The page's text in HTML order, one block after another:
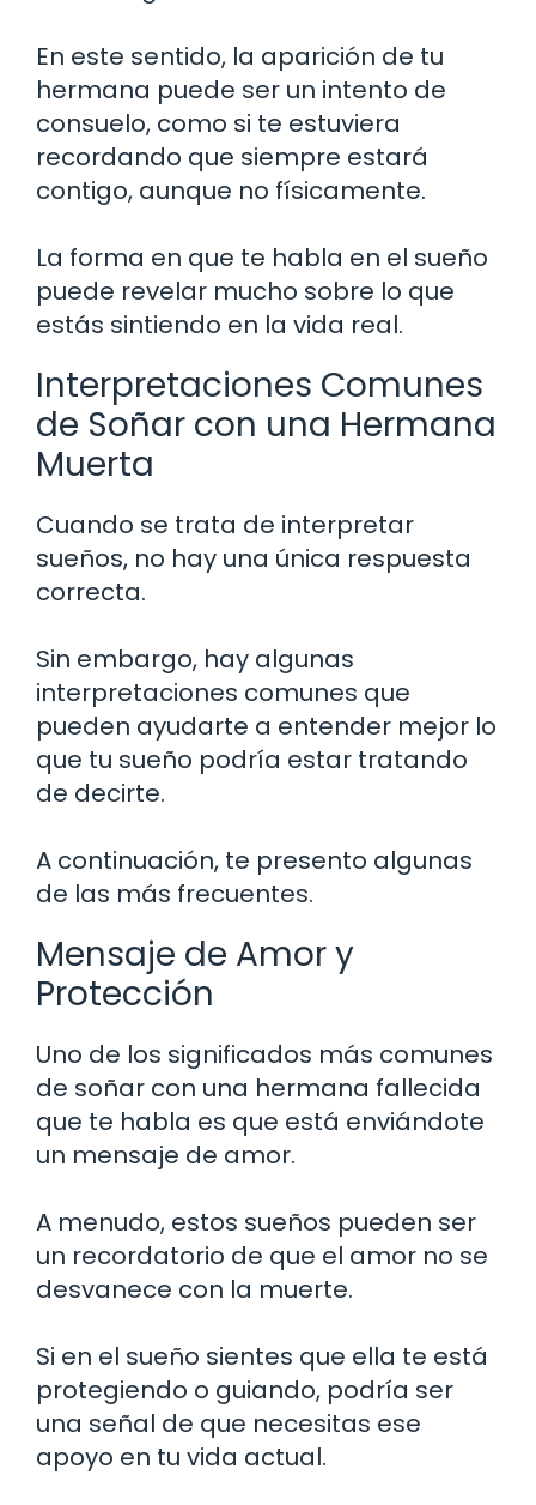
En este sentido, la aparición de tu
hermana puede ser un intento de
consuelo, como si te estuviera
recordando que siempre estará
contigo, aunque no físicamente.
La forma en que te habla en el sueño
puede revelar mucho sobre lo que
estás sintiendo en la vida real.
Interpretaciones Comunes
de Soñar con una Hermana
Muerta
Cuando se trata de interpretar
sueños, no hay una única respuesta
correcta.
Sin embargo, hay algunas
interpretaciones comunes que
pueden ayudarte a entender mejor lo
que tu sueño podría estar tratando
de decirte.
A continuación, te presento algunas
de las más frecuentes.
Mensaje de Amor y
Protección
Uno de los significados más comunes
de soñar con una hermana fallecida
que te habla es que está enviándote
un mensaje de amor.
A menudo, estos sueños pueden ser
un recordatorio de que el amor no se
desvanece con la muerte.
Si en el sueño sientes que ella te está
protegiendo o guiando, podría ser
una señal de que necesitas ese
apoyo en tu vida actual.